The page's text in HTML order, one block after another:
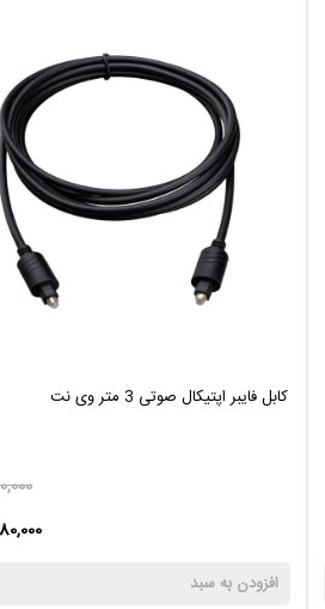
کابل فایبر اپتیکال صوتی 3 متر وی نت
380,000
افزودن به سبد